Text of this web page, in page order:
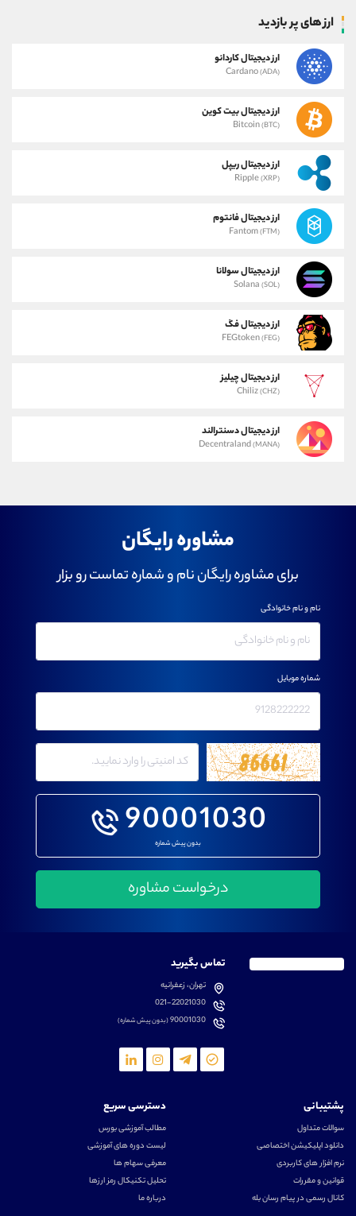
ارز های پر بازدید
ارز دیجیتال کاردانو
Cardano(ADA)
ارز دیجیتال بیت کوین
Bitcoin(BTC)
ارز دیجیتال ریپل
Ripple(XRP)
ارز دیجیتال فانتوم
Fantom(FTM)
ارز دیجیتال سولانا
Solana (SOL)
ارز دیجیتال فگ
FEGtoken(FEG)
ارز دیجیتال چیلیز
Chiliz(CHZ)
ارز دیجیتال دسنترالند
Decentraland(MANA)
مشاوره رایگان
برای مشاوره رایگان نام و شماره تماست رو بزار
90001030
بدون پیش شماره
نام و نام خانوادگی
شماره موبایل
تماس بگیرید
تهران، زعفرانیه
021-22021030
90001030(بدون پیش شماره)
پشتیبانی
سوالات متداول
دانلود اپلیکیشن اختصاصی
نرم افزار های کاربردی
قوانین و مقررات
کانال رسمی در پیام رسان بله
دسترسی سریع
مطالب آموزشی بورس
لیست دوره های آموزشی
معرفی سهام ها
تحلیل تکنیکال رمز ارزها
درباره ما